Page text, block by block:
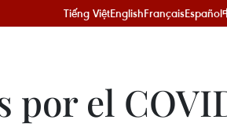
Tiếng ViệtEnglishFrançaisEspañol
por el